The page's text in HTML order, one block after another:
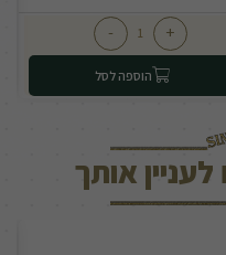
+
-
הוספה לסל
אותך